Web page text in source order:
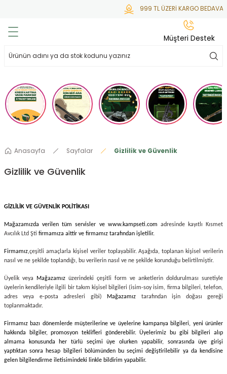
999 TL ÜZERİ KARGO BEDAVA
Mermisi
Anasayfa Sayfalar Gizlilik ve Güvenlik
Gizlilik ve Güvenlik
GİZLİLİK VE GÜVENLİK POLİTİKASI
Mağazamızda verilen tüm servisler ve www.kampseti.com adresinde kayıtlı Kısmet
Avcılık Ltd Şti firmamıza aittir ve firmamız tarafından işletilir.
Firmamız,çeşitli amaçlarla kişisel veriler toplayabilir. Aşağıda, toplanan kişisel verilerin
nasıl ve ne şekilde toplandığı, bu verilerin nasıl ve ne şekilde korunduğu belirtilmiştir.
Üyelik veya Mağazamız üzerindeki çeşitli form ve anketlerin doldurulması suretiyle
üyelerin kendileriyle ilgili bir takım kişisel bilgileri (isim-soy isim, firma bilgileri, telefon,
adres veya e-posta adresleri gibi)
Mağazamız tarafından işin doğası gereği
toplanmaktadır.
Firmamız bazı dönemlerde müşterilerine ve üyelerine kampanya bilgileri, yeni ürünler
hakkında bilgiler, promosyon teklifleri gönderebilir. Üyelerimiz bu gibi bilgileri alıp
almama konusunda her türlü seçimi üye olurken yapabilir, sonrasında üye girişi
yaptıktan sonra hesap bilgileri bölümünden bu seçimi değiştirilebilir ya da kendisine
gelen bilgilendirme iletisimindeki linkle bildirim yapabilir.